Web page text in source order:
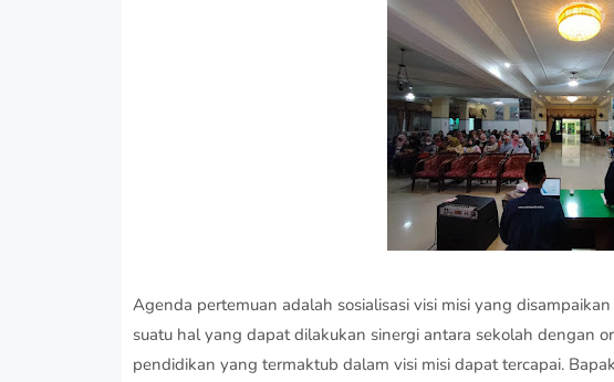
Agenda pertemuan adalah sosialisasi visi misi yang
suatu hal yang dapat dilakukan sinergi antara sekolah dengan
pendidikan yang termaktub dalam visi misi dapat tercapai.